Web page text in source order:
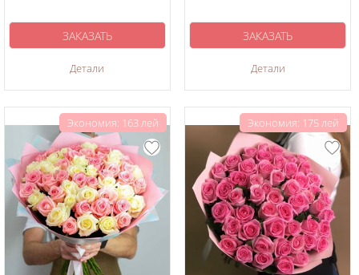
Детали
ЗАКАЗАТЬ
Детали
ЗАКАЗАТЬ
Экономия: 163 лей Экономия: 175 лей